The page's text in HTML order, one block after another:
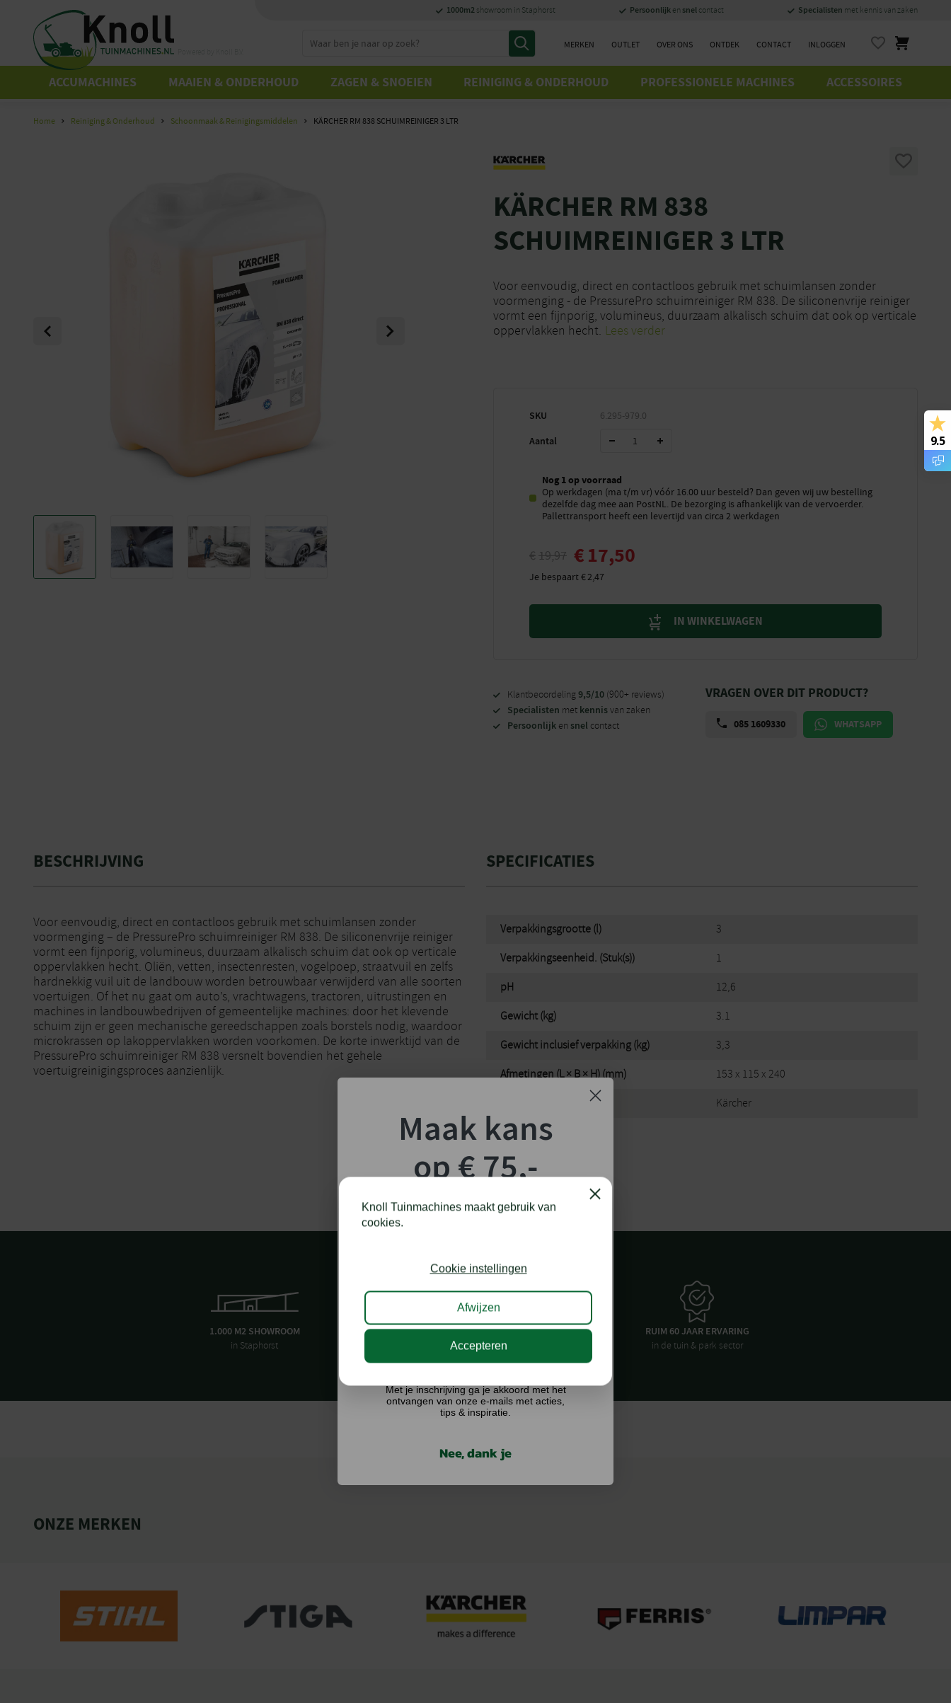
1000m2 showroom in Staphorst Persoonlijk en snel contact Specialisten met kennis van zaken
MERKEN OUTLET OVER ONS ONTDEK CONTACT INLOGGEN
ACCUMACHINES MAAIEN & ONDERHOUD ZAGEN & SNOEIEN REINIGING & ONDERHOUD PROFESSIONELE MACHINES ACCESSOIRES
Home Reiniging & Onderhoud Schoonmaak & Reinigingsmiddelen KÄRCHER RM 838 SCHUIMREINIGER 3 LTR
Previous Next
KÄRCHER RM 838
SCHUIMREINIGER 3 LTR
Voor eenvoudig, direct en contactloos gebruik met schuimlansen zonder
voormenging - de PressurePro schuimreiniger RM 838. De siliconenvrije reiniger
vormt een fijnporig, volumineus, duurzaam alkalisch schuim dat ook op verticale
oppervlakken hecht. Lees verder
SKU 6.295-979.0
Aantal
Nog 1 op voorraad
Op werkdagen (ma t/m vr) vóór 16.00 uur besteld? Dan geven wij uw bestelling
dezelfde dag mee aan PostNL. De bezorging is afhankelijk van de vervoerder.
Pallettransport heeft een levertijd van circa 2 werkdagen
€19,97 €17,50
Je bespaart€2,47
IN WINKELWAGEN
Klantbeoordeling9,5/10 (900+ reviews)
Specialisten met kennisvan zaken
Persoonlijk en snel contact
VRAGEN OVER DIT PRODUCT?
085 1609330 WHATSAPP
BESCHRIJVING
Voor eenvoudig, direct en contactloos gebruik met schuimlansen zonder
voormenging – de PressurePro schuimreiniger RM 838. De siliconenvrije reiniger
vormt een fijnporig, volumineus, duurzaam alkalisch schuim dat ook op verticale
oppervlakken hecht. Oliën, vetten, insectenresten, vogelpoep, straatvuil en zelfs
hardnekkig vuil uit de landbouw worden betrouwbaar verwijderd van alle soorten
voertuigen. Of het nu gaat om auto’s, vrachtwagens, tractoren, uitrustingen en
machines in landbouwbedrijven of gemeentelijke machines: door het klevende
schuim zijn er geen mechanische gereedschappen zoals borstels nodig, waardoor
microkrassen op lakoppervlakken worden voorkomen. De korte inwerktijd van de
PressurePro schuimreiniger RM 838 versnelt bovendien het gehele
voertuigreinigingsproces aanzienlijk.
SPECIFICATIES
Verpakkingsgrootte (l) 3
Verpakkingseenheid. (Stuk(s)) 1
pH 12,6
Gewicht (kg) 3.1
Gewicht inclusief verpakking (kg) 3,3
Afmetingen (L × B × H) (mm) 153 x 115 x 240
Kärcher
1.000 M2 SHOWROOM
in Staphorst
PERSOONLIJK EN SNEL CONTACT
via diverse kanalen
RUIM 60 JAAR ERVARING
in de tuin & park sector
ONZE MERKEN
9.5
Knoll Tuinmachines maakt gebruik van
cookies.
Close
Cookie instellingen
Afwijzen
Accepteren
Maak kans
op € 75,-
shoptegoed!
Ik doe graag mee!
Met je inschrijving ga je akkoord met het
ontvangen van onze e-mails met acties,
tips & inspiratie.
Nee, dank je